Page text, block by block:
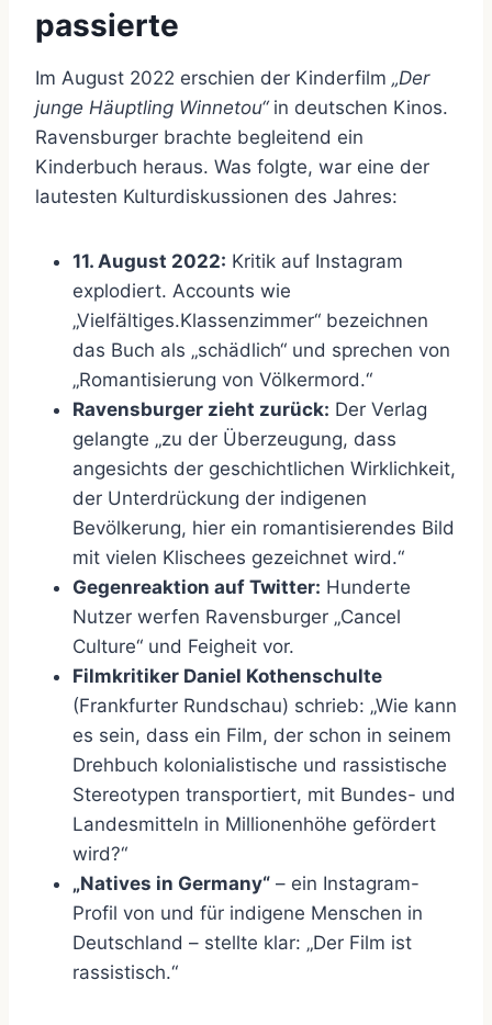
passierte
Im August 2022 erschien der Kinderfilm „Der
junge Häuptling Winnetou“in deutschen Kinos.
Ravensburger brachte begleitend ein
Kinderbuch heraus. Was folgte, war eine der
lautesten Kulturdiskussionen des Jahres:
11. August 2022: Kritik auf Instagram
explodiert. Accounts wie
„Vielfältiges.Klassenzimmer“ bezeichnen
das Buch als „schädlich“ und sprechen von
„Romantisierung von Völkermord.“
Ravensburger zieht zurück: Der Verlag
gelangte „zu der Überzeugung, dass
angesichts der geschichtlichen Wirklichkeit,
der Unterdrückung der indigenen
Bevölkerung, hier ein romantisierendes Bild
mit vielen Klischees gezeichnet wird.“
Gegenreaktion auf Twitter: Hunderte
Nutzer werfen Ravensburger „Cancel
Culture“ und Feigheit vor.
Filmkritiker Daniel Kothenschulte
(Frankfurter Rundschau) schrieb: „Wie kann
es sein, dass ein Film, der schon in seinem
Drehbuch kolonialistische und rassistische
Stereotypen transportiert, mit Bundes- und
Landesmitteln in Millionenhöhe gefördert
wird?“
„Natives in Germany“ – ein Instagram-
Profil von und für indigene Menschen in
Deutschland – stellte klar: „Der Film ist
rassistisch.“